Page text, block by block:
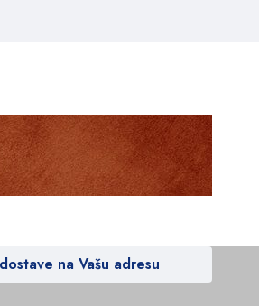
na Vašu adresu